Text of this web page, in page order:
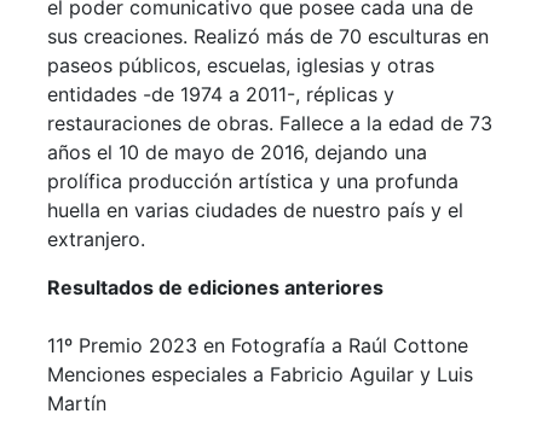
el poder comunicativo que posee cada una de
sus creaciones. Realizó más de 70 esculturas en
paseos públicos, escuelas, iglesias y otras
entidades -de 1974 a 2011-, réplicas y
restauraciones de obras. Fallece a la edad de 73
años el 10 de mayo de 2016, dejando una
prolífica producción artística y una profunda
huella en varias ciudades de nuestro país y el
extranjero.
Resultados de ediciones anteriores
11º Premio 2023 en Fotografía a Raúl Cottone
Menciones especiales a Fabricio Aguilar y Luis
Martín